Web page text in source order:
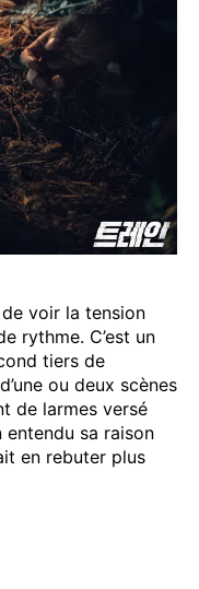
voir la tension
rythme. C’est un
tiers de
ou deux scènes
de larmes versé
sa raison
en rebuter plus